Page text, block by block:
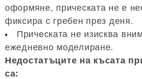
оформяне, прическата не е
фиксира с гребен през деня.
Прическата не изисква
ежедневно моделиране.
Недостатъците на късата
са: